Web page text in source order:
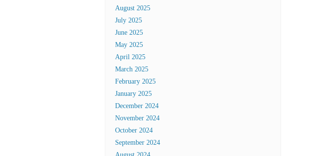
August 2025
July 2025
June 2025
May 2025
April 2025
March 2025
February 2025
January 2025
December 2024
November 2024
October 2024
September 2024